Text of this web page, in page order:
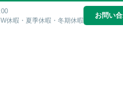
休暇・夏季休暇・冬期休暇
お問い